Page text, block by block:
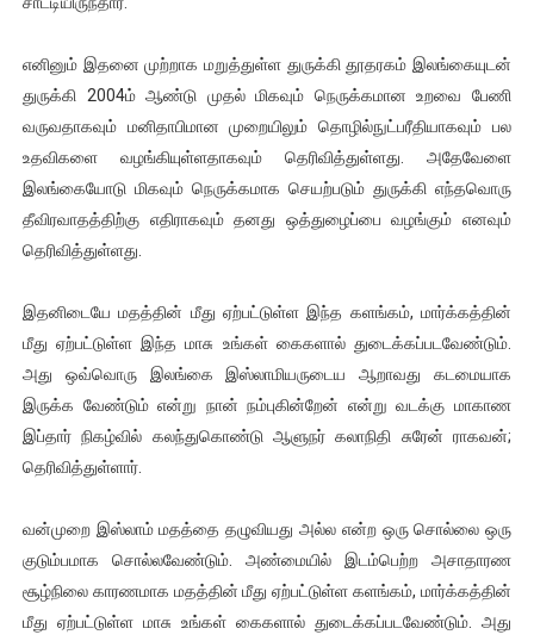
32 CM விநோத கன்றுக்குட்டி! (வீடியோ)
வலிமை தான் அஜித் திரைப்பயணத்திலே அதிக காலெக்ஷன் செய்த
அல்வா கொடுக்கின்றது இலங்கை!
2ஆம் நாள் உக்ரைன் யுத்தம்!! எங்களைத் தனிமையில்
எனினும் இதனை முற்றாக மறுத்துள்ள துருக்கி தூதரகம் இலங்கையுடன்
துருக்கி 2004ம் ஆண்டு முதல் மிகவும் நெருக்கமான உறவை பேணி
வருவதாகவும் மனிதாபிமான முறையிலும் தொழில்நுட்பரீதியாகவும் பல
உதவிகளை வழங்கியுள்ளதாகவும் தெரிவித்துள்ளது. அதேவேளை
இலங்கையோடு மிகவும் நெருக்கமாக செயற்படும் துருக்கி எந்தவொரு
தீவிரவாதத்திற்கு எதிராகவும் தனது ஒத்துழைப்பை வழங்கும் எனவும்
தெரிவித்துள்ளது.
இதனிடையே மதத்தின் மீது ஏற்பட்டுள்ள இந்த களங்கம், மார்க்கத்தின்
மீது ஏற்பட்டுள்ள இந்த மாசு உங்கள் கைகளால் துடைக்கப்படவேண்டும்.
அது ஒவ்வொரு இலங்கை இஸ்லாமியருடைய ஆறாவது கடமையாக
இருக்க வேண்டும் என்று நான் நம்புகின்றேன் என்று வடக்கு மாகாண
இப்தார் நிகழ்வில் கலந்துகொண்டு ஆளுநர் கலாநிதி சுரேன் ராகவன்;
தெரிவித்துள்ளார்.
வன்முறை இஸ்லாம் மதத்தை தழுவியது அல்ல என்ற ஒரு சொல்லை ஒரு
குடும்பமாக சொல்லவேண்டும். அண்மையில் இடம்பெற்ற அசாதாரண
சூழ்நிலை காரணமாக மதத்தின் மீது ஏற்பட்டுள்ள களங்கம், மார்க்கத்தின்
மீது ஏற்பட்டுள்ள மாசு உங்கள் கைகளால் துடைக்கப்படவேண்டும். அது